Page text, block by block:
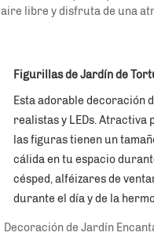
aire libre y disfruta de una
Figurillas de Jardín de
Esta adorable decoración
realistas y LEDs. Atractiva
las figuras tienen un
cálida en tu espacio
césped, alféizares de
durante el día y de la
Decoración de Jardín